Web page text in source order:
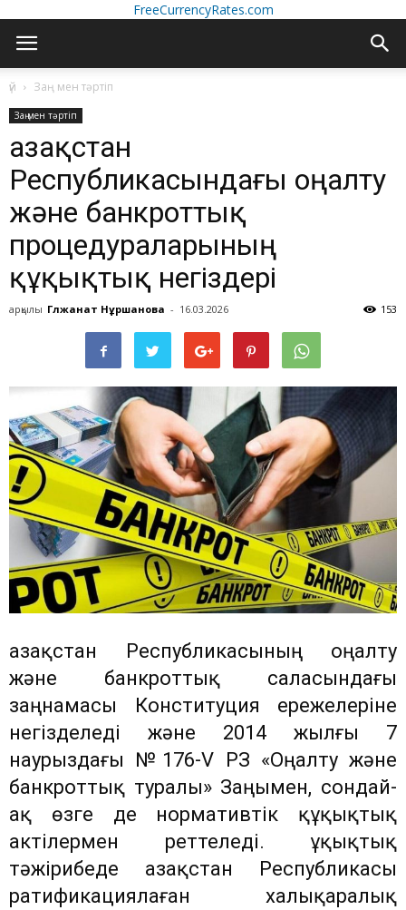
FreeCurrencyRates.com
үй Заң мен тәртіп
Заң мен тәртіп
Қазақстан
Республикасындағы оңалту
және банкроттық
процедураларының
құқықтық негіздері
арқылы Гүлжанат Нұршанова - 16.03.2026 153
Қазақстан Республикасының оңалту
және банкроттық саласындағы
заңнамасы Конституция ережелеріне
негізделеді және 2014 жылғы 7
наурыздағы №176-V ҚРЗ «Оңалту және
банкроттық туралы» Заңымен, сондай-
ақ өзге де нормативтік құқықтық
актілермен реттеледі. Құқықтық
тәжірибеде Қазақстан Республикасы
ратификациялаған халықаралық